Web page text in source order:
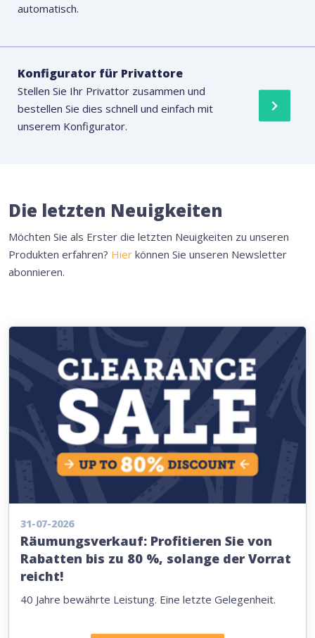
automatisch.
Konfigurator für Privattore
Stellen Sie Ihr Privattor zusammen und
bestellen Sie dies schnell und einfach mit
unserem Konfigurator.
Die letzten Neuigkeiten
Möchten Sie als Erster die letzten Neuigkeiten zu unseren
Produkten erfahren? Hier können Sie unseren Newsletter
abonnieren.
31-07-2026
Räumungsverkauf: Profitieren Sie von
Rabatten bis zu 80 %, solange der Vorrat
reicht!
40 Jahre bewährte Leistung. Eine letzte Gelegenheit.